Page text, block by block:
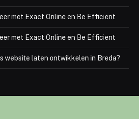
met Exact Online en Be Efficient
met Exact Online en Be Efficient
website laten ontwikkelen in Breda?